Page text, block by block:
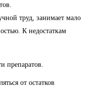
труд, занимает мало
К недостаткам
препаратов.
от остатков